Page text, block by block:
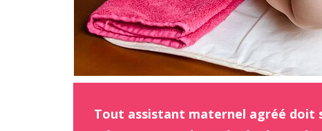
Tout assistant maternel agréé doit